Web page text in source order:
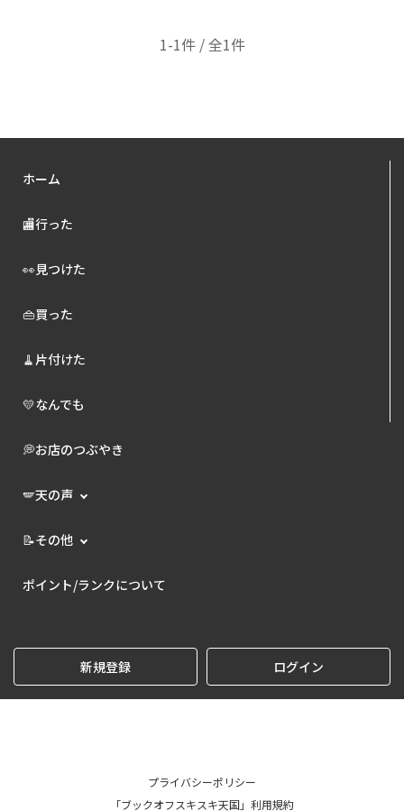
1-1件 / 全1件
ホーム
🏬行った
👀見つけた
👜買った
🧹片付けた
💛なんでも
💭お店のつぶやき
🪽天の声
📝その他
ポイント/ランクについて
新規登録 ログイン
プライバシーポリシー
「ブックオフスキスキ天国」利用規約